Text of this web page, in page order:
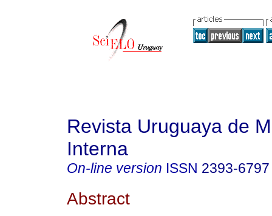
Revista Uruguaya de
Interna
On-line version ISSN 2393-6797
Abstract